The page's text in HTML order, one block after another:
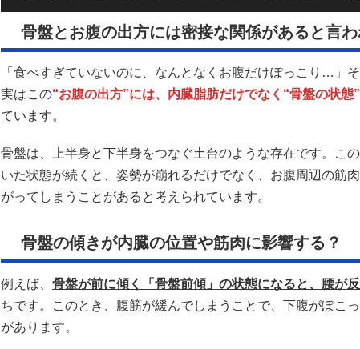
骨盤とお腹の出方には密接な関係があると言
「食べすぎていないのに、なんとなくお腹だけぽっこり…」
実はこの“お腹の出方”には、内臓脂肪だけでなく“骨盤の状態
ています。
骨盤は、上半身と下半身をつなぐ土台のような存在です。こ
いた状態が続くと、姿勢が崩れるだけでなく、お腹周辺の筋
がってしまうことがあると考えられています。
骨盤の傾きが内臓の位置や筋肉に影響する？
例えば、 骨盤が前に傾く「骨盤前傾」の状態になると、腰が
ちです。このとき、腹筋が緩んでしまうことで、下腹がぽこ
があります。